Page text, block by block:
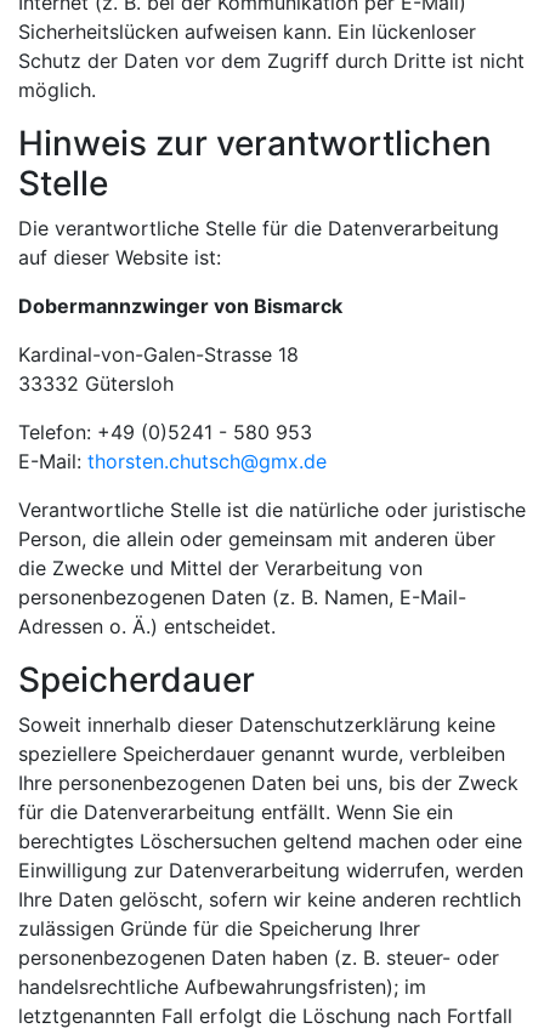
Sicherheitslücken aufweisen kann. Ein lückenloser
Schutz der Daten vor dem Zugriff durch Dritte ist nicht
möglich.
Hinweis zur verantwortlichen
Stelle
Die verantwortliche Stelle für die Datenverarbeitung
auf dieser Website ist:
Dobermannzwinger von Bismarck
Kardinal-von-Galen-Strasse 18
33332 Gütersloh
Telefon: +49 (0)5241 - 580 953
E-Mail: thorsten.chutsch@gmx.de
Verantwortliche Stelle ist die natürliche oder juristische
Person, die allein oder gemeinsam mit anderen über
die Zwecke und Mittel der Verarbeitung von
personenbezogenen Daten (z. B. Namen, E-Mail-
Adressen o. Ä.) entscheidet.
Speicherdauer
Soweit innerhalb dieser Datenschutzerklärung keine
speziellere Speicherdauer genannt wurde, verbleiben
Ihre personenbezogenen Daten bei uns, bis der Zweck
für die Datenverarbeitung entfällt. Wenn Sie ein
berechtigtes Löschersuchen geltend machen oder eine
Einwilligung zur Datenverarbeitung widerrufen, werden
Ihre Daten gelöscht, sofern wir keine anderen rechtlich
zulässigen Gründe für die Speicherung Ihrer
personenbezogenen Daten haben (z. B. steuer- oder
handelsrechtliche Aufbewahrungsfristen); im
letztgenannten Fall erfolgt die Löschung nach Fortfall